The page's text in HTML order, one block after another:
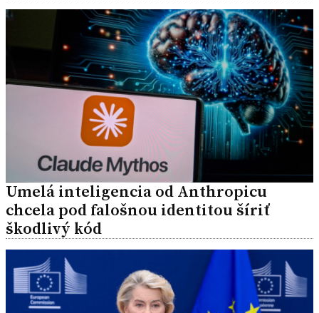
Umelá inteligencia od Anthropicu
chcela pod falošnou identitou šíriť
škodlivý kód